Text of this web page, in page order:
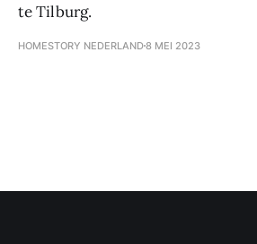
te Tilburg.
HOMESTORY NEDERLAND8 MEI 2023